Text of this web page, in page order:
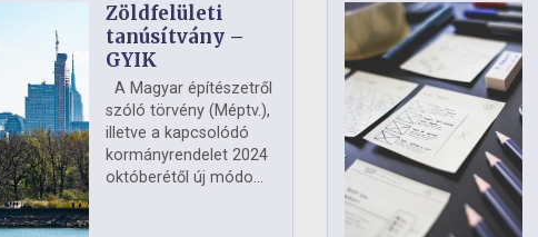
Zöldfelületi
tanúsítvány –
GYIK
A Magyar építészetről
szóló törvény (Méptv.),
illetve a kapcsolódó
kormányrendelet 2024
októberétől új módo...